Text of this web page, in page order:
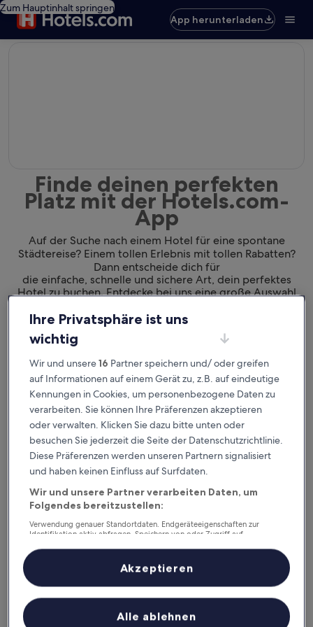
Zum Hauptinhalt springen
App herunterladen
Finde deinen perfekten
Platz mit der Hotels.com-
App
Auf der Suche nach einem Hotel für eine spontane
Städtereise? Einem tollen Erlebnis mit tollen Rabatten?
Dann entscheide dich für
die einfache, schnelle und sichere Art, dein perfektes
Hotel zu buchen. Entdecke bei uns eine große Auswahl
ausgeklügelter Sortier- und Filteroptionen genau die
Unterkunft, die zu dir passt. Wir wollen schließlich sicher
Verfügbar für iOS und Android
Gute Gründe, unsere App
herunterzuladen
Buche jederzeit und überall last minute
Ihre Privatsphäre ist uns
wichtig
Wir und unsere16 Partner speichern und/ oder greifen
auf Informationen auf einem Gerät zu, z.B. auf eindeutige
Kennungen in Cookies, um personenbezogene Daten zu
verarbeiten. Sie können Ihre Präferenzen akzeptieren
oder verwalten. Klicken Sie dazu bitte unten oder
besuchen Sie jederzeit die Seite der Datenschutzrichtlinie.
Diese Präferenzen werden unseren Partnern signalisiert
und haben keinen Einfluss auf Surfdaten.
Wir und unsere Partner verarbeiten Daten, um
Folgendes bereitzustellen:
Verwendung genauer Standortdaten. Endgeräteeigenschaften zur
Identifikation aktiv abfragen. Speichern von oder Zugriff auf
Inhalte, Messung von Werbeleistung und der Performance von Inhalten,
Zielgruppenforschung sowie Entwicklung und Verbesserung von
Liste der Partner (Lieferanten)
Alle ablehnen
Akzeptieren